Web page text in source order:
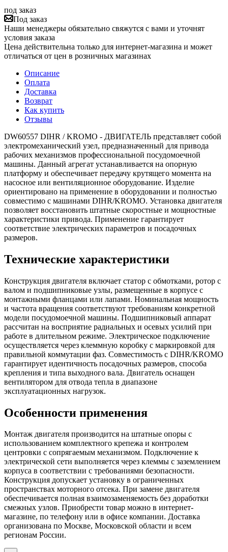
под заказ
Под заказ
Наши менеджеры обязательно свяжутся с вами и уточнят
условия заказа
Цена действительна только для интернет-магазина и может
отличаться от цен в розничных магазинах
Описание
Оплата
Доставка
Возврат
Как купить
Отзывы
DW60557 DIHR / KROMO - ДВИГАТЕЛЬ представляет собой
электромеханический узел, предназначенный для привода
рабочих механизмов профессиональной посудомоечной
машины. Данный агрегат устанавливается на опорную
платформу и обеспечивает передачу крутящего момента на
насосное или вентиляционное оборудование. Изделие
ориентировано на применение в оборудовании и полностью
совместимо с машинами DIHR/KROMO. Установка двигателя
позволяет восстановить штатные скоростные и мощностные
характеристики привода. Применение гарантирует
соответствие электрических параметров и посадочных
размеров.
Технические характеристики
Конструкция двигателя включает статор с обмотками, ротор с
валом и подшипниковые узлы, размещенные в корпусе с
монтажными фланцами или лапами. Номинальная мощность
и частота вращения соответствуют требованиям конкретной
модели посудомоечной машины. Подшипниковый аппарат
рассчитан на восприятие радиальных и осевых усилий при
работе в длительном режиме. Электрическое подключение
осуществляется через клеммную коробку с маркировкой для
правильной коммутации фаз. Совместимость с DIHR/KROMO
гарантирует идентичность посадочных размеров, способа
крепления и типа выходного вала. Двигатель оснащен
вентилятором для отвода тепла в диапазоне
эксплуатационных нагрузок.
Особенности применения
Монтаж двигателя производится на штатные опоры с
использованием комплектного крепежа и контролем
центровки с сопрягаемым механизмом. Подключение к
электрической сети выполняется через клеммы с заземлением
корпуса в соответствии с требованиями безопасности.
Конструкция допускает установку в ограниченных
пространствах моторного отсека. При замене двигателя
обеспечивается полная взаимозаменяемость без доработки
смежных узлов. Приобрести товар можно в интернет-
магазине, по телефону или в офисе компании. Доставка
организована по Москве, Московской области и всем
регионам России.